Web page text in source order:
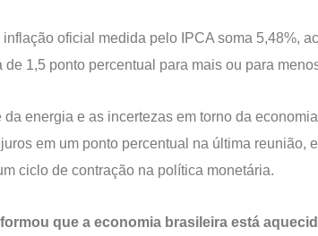
oficial medida pelo IPCA soma 5,48%,
1,5 ponto percentual para mais ou para
da energia e as incertezas em torno da
em um ponto percentual na última reunião,
ciclo de contração na política monetária.
que a economia brasileira está